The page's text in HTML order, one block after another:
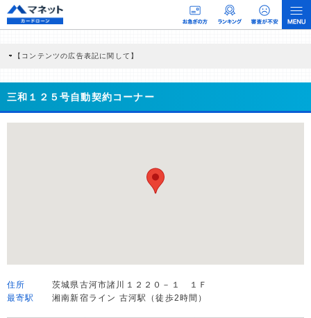
【コンテンツの広告表記に関して】
商品を根拠なくPRするものではなく、当編集部の調査／ユーザーへの口コミ収集な
どに基づき、公平性を担保した情報提供を行っています。
>提携企業一覧
三和１２５号自動契約コーナー
住所
茨城県古河市諸川１２２０－１ １Ｆ
最寄駅
湘南新宿ライン 古河駅（徒歩2時間）